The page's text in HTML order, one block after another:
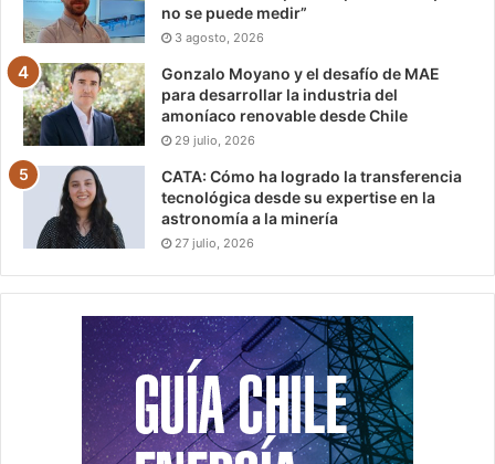
no se puede medir”
3 agosto, 2026
Gonzalo Moyano y el desafío de MAE
para desarrollar la industria del
amoníaco renovable desde Chile
29 julio, 2026
CATA: Cómo ha logrado la transferencia
tecnológica desde su expertise en la
astronomía a la minería
27 julio, 2026